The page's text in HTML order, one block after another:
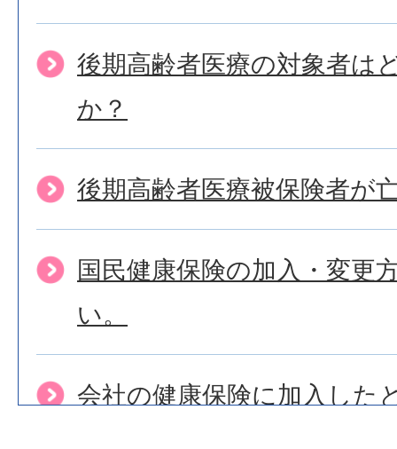
後期高齢者医療の対象者は
か？
後期高齢者医療被保険者が
国民健康保険の加入・変更
い。
会社の健康保険に加入した